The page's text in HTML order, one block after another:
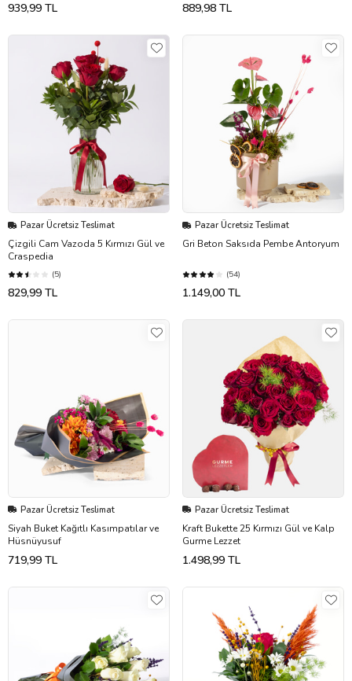
939,99 TL 889,98 TL
Pazar Ücretsiz Teslimat
Çizgili Cam Vazoda 5 Kırmızı Gül ve
Craspedia
(5)
829,99 TL
Pazar Ücretsiz Teslimat
Gri Beton Saksıda Pembe Antoryum
(54)
1.149,00 TL
Pazar Ücretsiz Teslimat
Siyah Buket Kağıtlı Kasımpatılar ve
Hüsnüyusuf
719,99 TL
Pazar Ücretsiz Teslimat
Kraft Bukette 25 Kırmızı Gül ve Kalp
Gurme Lezzet
1.498,99 TL